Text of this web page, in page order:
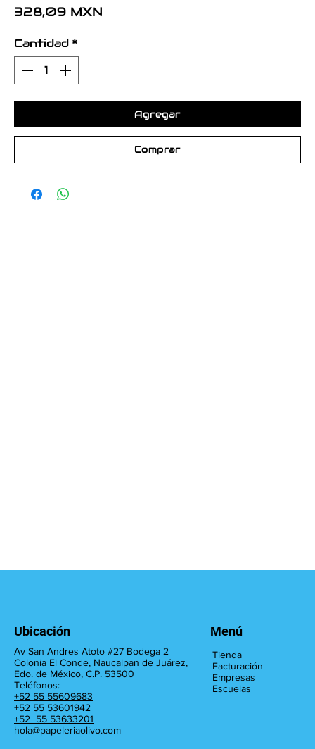
328,09 MXN
Cantidad *
Agregar
Comprar
Av San Andres Atoto #27 Bodega 2
Colonia El Conde, Naucalpan de Juárez,
Edo. de México, C.P. 53500
Teléfonos:
+52 55 55609683
+52 55 53601942
+52 55 53633201
hola@papeleriaolivo.com
Ubicación
Tienda
Facturación
Empresas
Escuelas
Menú